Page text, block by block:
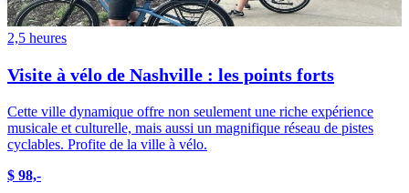
2,5 heures
Visite à vélo de Nashville : les points forts
Cette ville dynamique offre non seulement une riche expérience
musicale et culturelle, mais aussi un magnifique réseau de pistes
cyclables. Profite de la ville à vélo.
$ 98,-